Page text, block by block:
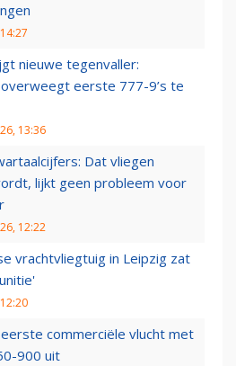
nieuwe tegenvaller:
eerste 777-9’s te
13:36
Dat vliegen
lijkt geen probleem voor
12:22
vrachtvliegtuig in Leipzig zat
commerciële vlucht met
900 uit